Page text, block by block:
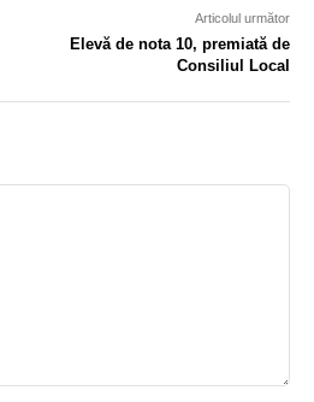
Articolul următor
Elevă de nota 10, premiată de
Consiliul Local